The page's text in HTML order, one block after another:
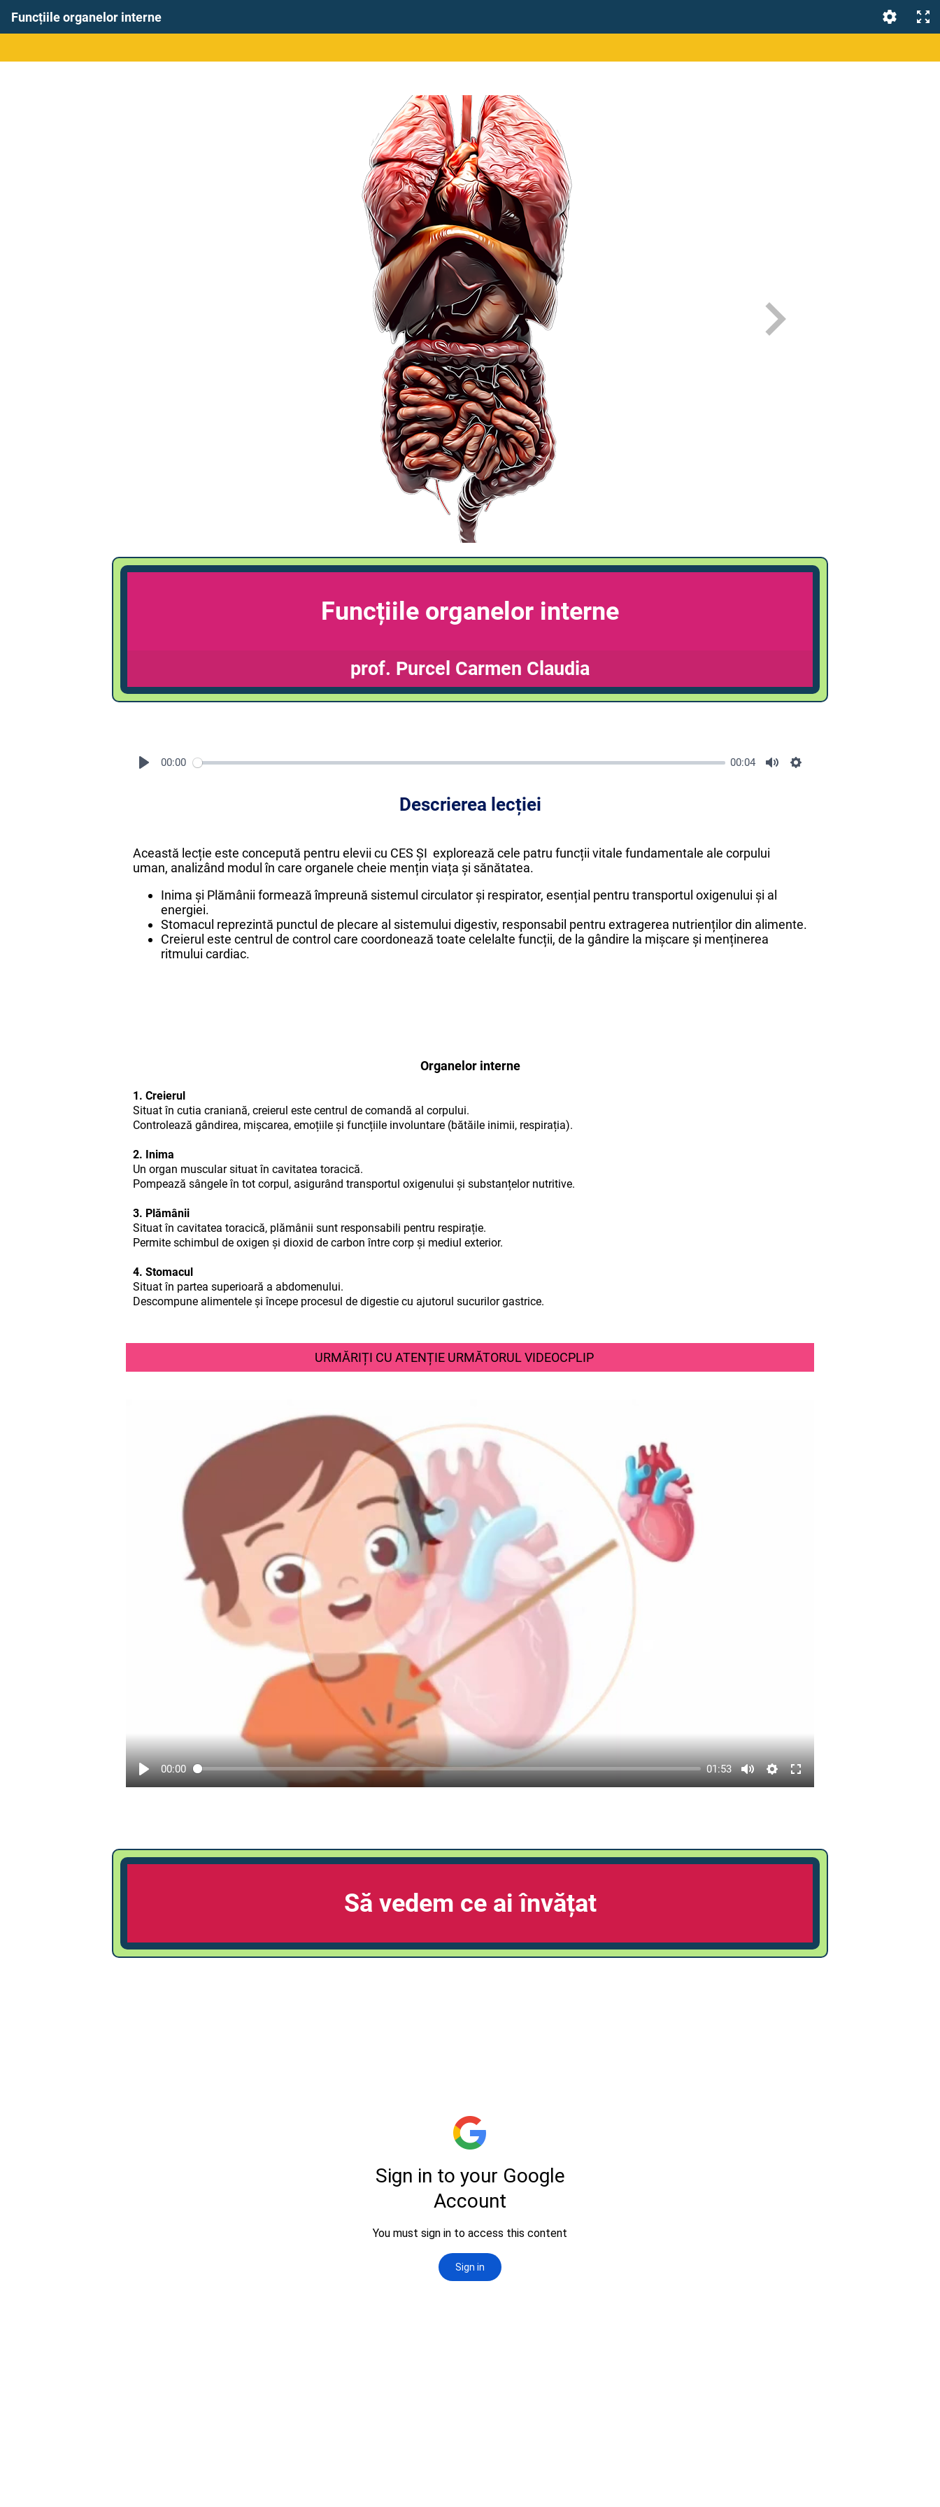
Funcțiile organelor interne
Funcțiile organelor interne
prof. Purcel Carmen Claudia
00:00 00:04
Descrierea lecției
Această lecție este concepută pentru elevii cu CES ȘI explorează cele patru funcții vitale fundamentale ale corpului
uman, analizând modul în care organele cheie mențin viața și sănătatea.
Inima și Plămânii formează împreună sistemul circulator și respirator, esențial pentru transportul oxigenului și al
energiei.
Stomacul reprezintă punctul de plecare al sistemului digestiv, responsabil pentru extragerea nutrienților din alimente.
Creierul este centrul de control care coordonează toate celelalte funcții, de la gândire la mișcare și menținerea
ritmului cardiac.
Organelor interne
1. Creierul
Situat în cutia craniană, creierul este centrul de comandă al corpului.
Controlează gândirea, mișcarea, emoțiile și funcțiile involuntare (bătăile inimii, respirația).
2. Inima
Un organ muscular situat în cavitatea toracică.
Pompează sângele în tot corpul, asigurând transportul oxigenului și substanțelor nutritive.
3. Plămânii
Situat în cavitatea toracică, plămânii sunt responsabili pentru respirație.
Permite schimbul de oxigen și dioxid de carbon între corp și mediul exterior.
4. Stomacul
Situat în partea superioară a abdomenului.
Descompune alimentele și începe procesul de digestie cu ajutorul sucurilor gastrice.
URMĂRIȚI CU ATENȚIE URMĂTORUL VIDEOCPLIP
00:00 01:53
Să vedem ce ai învățat